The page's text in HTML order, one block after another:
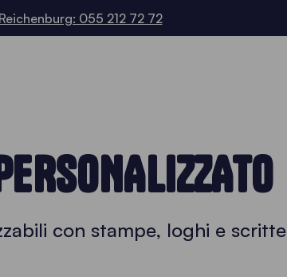
Reichenburg: 055 212 72 72
con stampe, loghi e scritte